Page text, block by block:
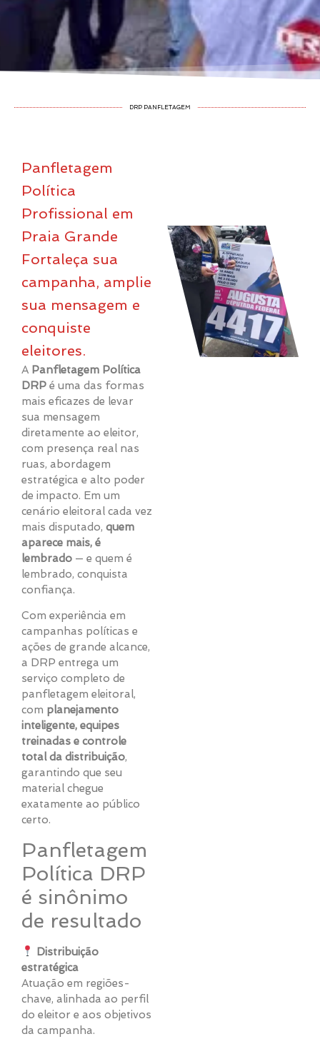
DRP PANFLETAGEM
Panfletagem
Política
Profissional em
Praia Grande
Fortaleça sua
campanha, amplie
sua mensagem e
conquiste
eleitores.
A Panfletagem Política
DRP é uma das formas
mais eficazes de levar
sua mensagem
diretamente ao eleitor,
com presença real nas
ruas, abordagem
estratégica e alto poder
de impacto. Em um
cenário eleitoral cada vez
mais disputado, quem
aparece mais, é
lembrado — e quem é
lembrado, conquista
confiança.
Com experiência em
campanhas políticas e
ações de grande alcance,
a DRP entrega um
serviço completo de
panfletagem eleitoral,
com planejamento
inteligente, equipes
treinadas e controle
total da distribuição,
garantindo que seu
material chegue
exatamente ao público
certo.
Panfletagem
Política DRP
é sinônimo
de resultado
Distribuição
estratégica
Atuação em regiões-
chave, alinhada ao perfil
do eleitor e aos objetivos
da campanha.